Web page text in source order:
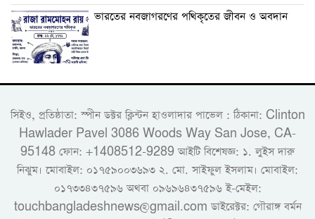
ভারতের নবজাগরণের পথিকৃতের জীবন ও অবদান
সিইও, প্রতিষ্ঠাতা: স্পীন ডক্টর ক্লিন্টন হাওলাদার পাভেল : ঠিকানা: Clinton
Hawlader Pavel 3086 Woods Way San Jose, CA-
95148 ফোন: +1408512-9289 আইটি বিশেষজ্ঞ: ১. লুইস দারু
নিঝুম। ‎মোবাইল: ০১৭৫৯০০৩৬৯৩ ২. মো. সাইফুল ইসলাম। মোবাইল:
০১৭৩৩৪৩৭৫৯৬ অথবা ০৯৬৯৬৪৩৭৫৯৬ ই-মেইল:
touchbangladeshnews@gmail.com ডাইরেক্টর: গৌরাঙ্গ বর্মন